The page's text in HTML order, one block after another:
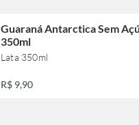
Guaraná Antarctica Sem
350ml
Lata 350ml
R$ 9,90